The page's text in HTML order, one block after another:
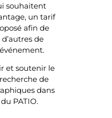
souhaitent
un tarif
afin de
de
et soutenir le
de
dans
PATIO.